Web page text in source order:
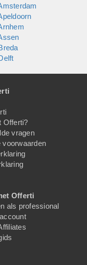
Offerti?
vragen
voorwaarden
Offerti
als professional